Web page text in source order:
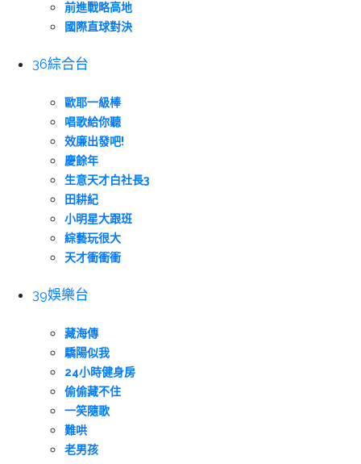
前進戰略高地
國際直球對決
36綜合台
歐耶一級棒
唱歌給你聽
效廉出發吧!
慶餘年
生意天才白社長3
田耕紀
小明星大跟班
綜藝玩很大
天才衝衝衝
39娛樂台
藏海傳
驕陽似我
24小時健身房
偷偷藏不住
一笑隨歌
難哄
老男孩